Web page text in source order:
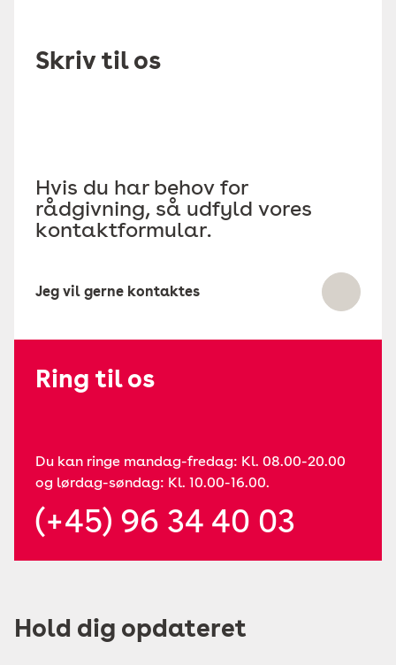
Skriv til os
Hvis du har behov for
rådgivning, så udfyld vores
kontaktformular.
Jeg vil gerne kontaktes
Ring til os
Du kan ringe mandag-fredag: Kl. 08.00-20.00
og lørdag-søndag: Kl. 10.00-16.00.
(+45) 96 34 40 03
Hold dig opdateret